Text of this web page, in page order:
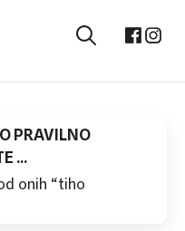
PRAVILNO
...
onih “tiho